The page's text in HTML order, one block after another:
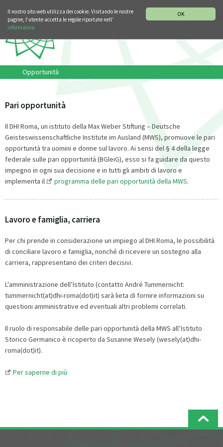
OK
Il nostro sito web utilizza dei cookie. Visitando le nostre
pagine, l’utente accetta le regole riportate nell’
informativa.
Opportunità
Pari opportunità
Il DHI Roma, un istituto della Max Weber Stiftung – Deutsche
Geisteswissenschaftliche Institute im Ausland (MWS), promuove le pari
opportunità tra uomini e donne sul lavoro. Ai sensi del § 4 della legge
federale sulle pari opportunità (BGleiG), esso si fa guidare da questo
impegno in ogni sua decisione e in tutti gli ambiti di lavoro e
implementa il
programma delle pari opportunità della MWS.
Lavoro e famiglia, carriera
Per chi prende in considerazione un impiego al DHI Roma, le possibilità
di conciliare lavoro e famiglia, nonché di ricevere un sostegno alla
carriera, rappresentano dei criteri decisivi.
L'amministrazione dell’Istituto (contatto André Tummernicht:
tummernicht(at)dhi-roma(dot)it) sarà lieta di fornire informazioni su
questioni amministrative ed eventuali altri problemi correlati.
Il ruolo di responsabile delle pari opportunità della MWS all’Istituto
Storico Germanico è ricoperto da Susanne Wesely (wesely(at)dhi-
roma(dot)it).
Per saperne di più